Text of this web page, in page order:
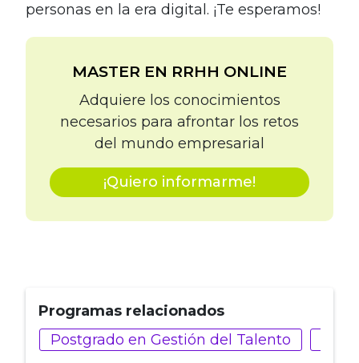
personas en la era digital. ¡Te esperamos!
MASTER EN RRHH ONLINE
Adquiere los conocimientos
necesarios para afrontar los retos
del mundo empresarial
¡Quiero informarme!
Programas relacionados
Postgrado en Gestión del Talento